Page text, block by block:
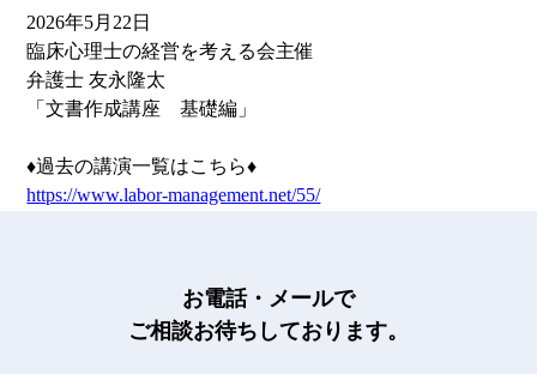
2026年5月22日
臨床心理士の経営を考える会主催
弁護士 友永隆太
「文書作成講座 基礎編」
♦過去の講演一覧はこちら♦
https://www.labor-management.net/55/
お電話・メールで
ご相談お待ちしております。